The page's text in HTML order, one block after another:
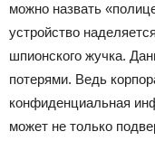
можно назвать
устройство
шпионского жучка.
потерями. Ведь
конфиденциальная
может не только